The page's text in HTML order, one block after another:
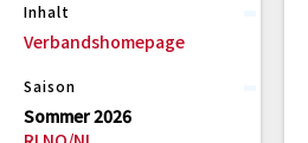
Inhalt
Verbandshomepage
Saison
Sommer 2026